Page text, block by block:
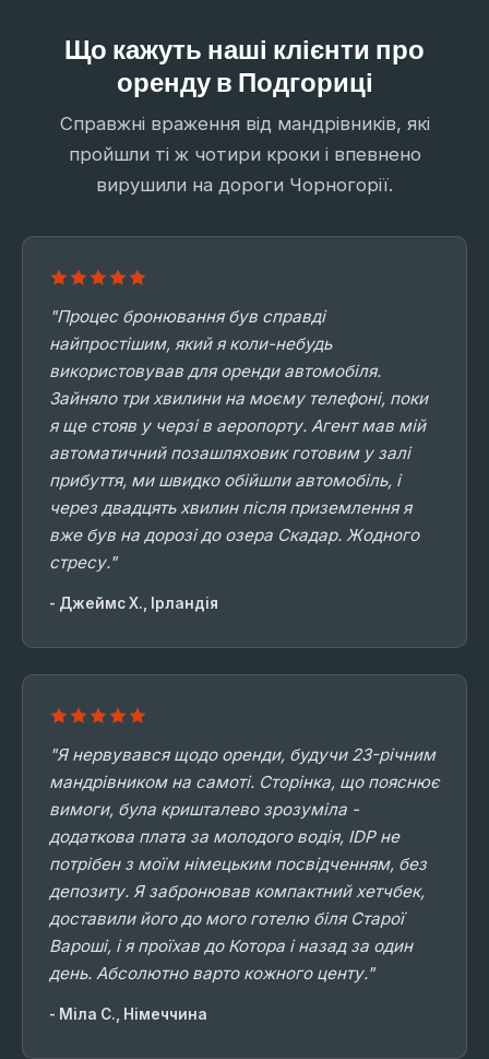
Що кажуть наші клієнти про
оренду в Подгориці
Справжні враження від мандрівників, які
пройшли ті ж чотири кроки і впевнено
вирушили на дороги Чорногорії.
"Процес бронювання був справді
найпростішим, який я коли-небудь
використовував для оренди автомобіля.
Зайняло три хвилини на моєму телефоні, поки
я ще стояв у черзі в аеропорту. Агент мав мій
автоматичний позашляховик готовим у залі
прибуття, ми швидко обійшли автомобіль, і
через двадцять хвилин після приземлення я
вже був на дорозі до озера Скадар. Жодного
стресу."
- Джеймс Х., Ірландія
"Я нервувався щодо оренди, будучи 23-річним
мандрівником на самоті. Сторінка, що пояснює
вимоги, була кришталево зрозуміла -
додаткова плата за молодого водія, IDP не
потрібен з моїм німецьким посвідченням, без
депозиту. Я забронював компактний хетчбек,
доставили його до мого готелю біля Старої
Вароші, і я проїхав до Котора і назад за один
день. Абсолютно варто кожного центу."
- Міла С., Німеччина